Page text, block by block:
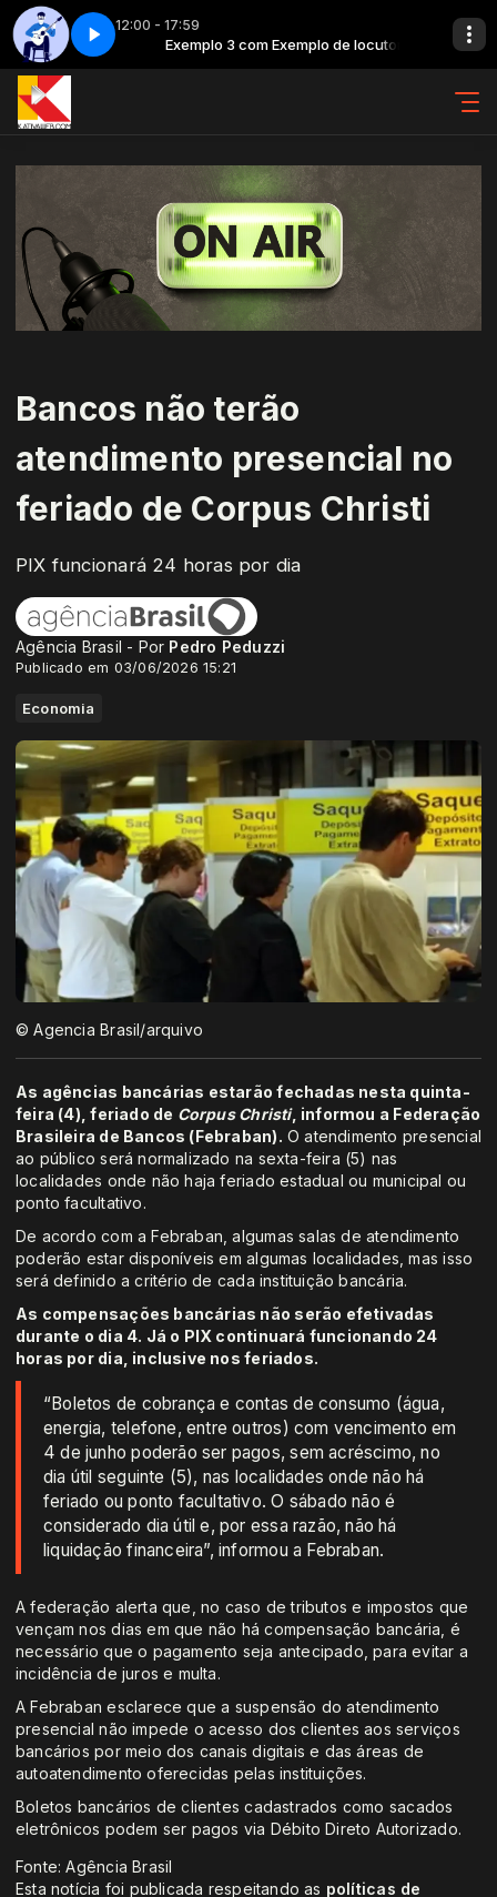
12:00 - 17:59
de locutor Exemplo 3 com Exemplo de locutor
6 Clássicos da MPB - Parte 6
Bancos não terão
atendimento presencial no
feriado de Corpus Christi
PIX funcionará 24 horas por dia
Agência Brasil - Por Pedro Peduzzi
Publicado em 03/06/2026 15:21
Economia
© Agencia Brasil/arquivo
As agências bancárias estarão fechadas nesta quinta-
feira (4), feriado de Corpus Christi, informou a Federação
Brasileira de Bancos (Febraban). O atendimento presencial
ao público será normalizado na sexta-feira (5) nas
localidades onde não haja feriado estadual ou municipal ou
ponto facultativo.
De acordo com a Febraban, algumas salas de atendimento
poderão estar disponíveis em algumas localidades, mas isso
será definido a critério de cada instituição bancária.
As compensações bancárias não serão efetivadas
durante o dia 4. Já o PIX continuará funcionando 24
horas por dia, inclusive nos feriados.
“Boletos de cobrança e contas de consumo (água,
energia, telefone, entre outros) com vencimento em
4 de junho poderão ser pagos, sem acréscimo, no
dia útil seguinte (5), nas localidades onde não há
feriado ou ponto facultativo. O sábado não é
considerado dia útil e, por essa razão, não há
liquidação financeira”, informou a Febraban.
A federação alerta que, no caso de tributos e impostos que
vençam nos dias em que não há compensação bancária, é
necessário que o pagamento seja antecipado, para evitar a
incidência de juros e multa.
A Febraban esclarece que a suspensão do atendimento
presencial não impede o acesso dos clientes aos serviços
bancários por meio dos canais digitais e das áreas de
autoatendimento oferecidas pelas instituições.
Boletos bancários de clientes cadastrados como sacados
eletrônicos podem ser pagos via Débito Direto Autorizado.
Fonte: Agência Brasil
Esta notícia foi publicada respeitando as políticas de